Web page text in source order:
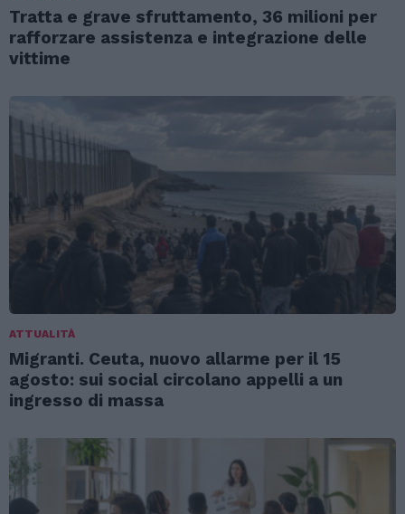
Tratta e grave sfruttamento, 36 milioni per
rafforzare assistenza e integrazione delle
vittime
ATTUALITÀ
Migranti. Ceuta, nuovo allarme per il 15
agosto: sui social circolano appelli a un
ingresso di massa